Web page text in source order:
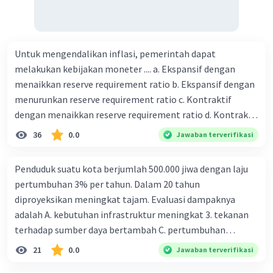
Untuk mengendalikan inflasi, pemerintah dapat
melakukan kebijakan moneter .... a. Ekspansif dengan
menaikkan reserve requirement ratio b. Ekspansif dengan
menurunkan reserve requirement ratio c. Kontraktif
dengan menaikkan reserve requirement ratio d. Kontraktif
dengan menurunkan reserve requirement ratio e.
Ekspansif dengan menaikkan tingkat diskonto Bila Bank
ceteris paribus maka .... a. Menimbulkan inflasi di mana
bentuk kurva jumlah uang beredar (penawaran uang) naik
dari kiri bawah ke kanan atas b. Menimbulkan deflasi di
mana bentuk kurva jumlah uang beredar (penawaran
uang) naik dari kiri bawah ke kanan atas c. Tingkat bunga
meningkat di mana bentuk kurva jumlah uang beredar
36 0.0 Jawaban terverifikasi
Penduduk suatu kota berjumlah 500.000 jiwa dengan laju
pertumbuhan 3% per tahun. Dalam 20 tahun
diproyeksikan meningkat tajam. Evaluasi dampaknya
adalah A. kebutuhan infrastruktur meningkat 3. tekanan
terhadap sumber daya bertambah C. pertumbuhan
eksponensial berdampak jangka panjang D. tidak
memengaruhi tata ruang E. proyeksi penduduk penting
21 0.0 Jawaban terverifikasi